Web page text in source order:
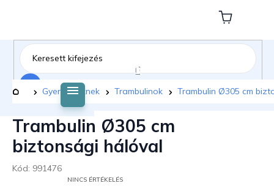
tartalomhoz
Kosár
Kezdőlap
Gyermekeknek Trambulinok Trambulin Ø305 cm
Trambulin Ø305 cm
biztonsági hálóval
Kód: 991476
NINCS ÉRTÉKELÉS